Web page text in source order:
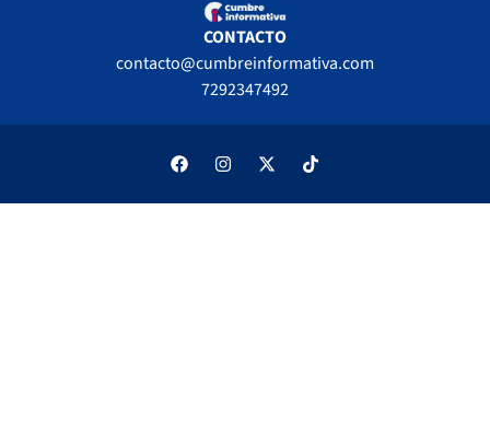
CONTACTO
contacto@cumbreinformativa.com
7292347492